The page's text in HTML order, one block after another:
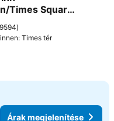
a kedvencekhez
Times Square
9594
Times tér
Árak megjelenítése